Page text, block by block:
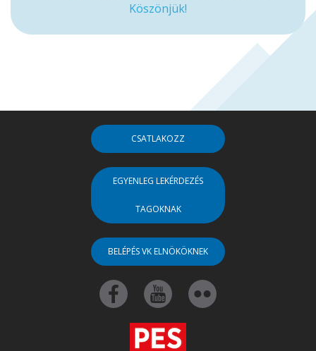
Köszönjük!
CSATLAKOZZ
EGYENLEG LEKÉRDEZÉS
TAGOKNAK
BELÉPÉS VK ELNÖKÖKNEK